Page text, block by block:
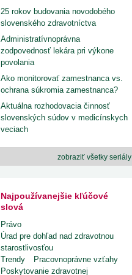
25 rokov budovania novodobého
slovenského zdravotníctva
Administratívnoprávna
zodpovednosť lekára pri výkone
povolania
Ako monitorovať zamestnanca vs.
ochrana súkromia zamestnanca?
Aktuálna rozhodovacia činnosť
slovenských súdov v medicínskych
veciach
zobraziť všetky seriály
Najpoužívanejšie kľúčové
slová
Právo
Úrad pre dohľad nad zdravotnou
starostlivosťou
Trendy
Pracovnoprávne vzťahy
Poskytovanie zdravotnej